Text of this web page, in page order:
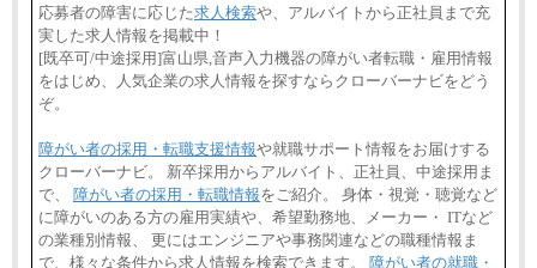
応募者の障害に応じた求人検索や、アルバイトから正社員まで充
実した求人情報を掲載中！
[既卒可/中途採用]富山県,音声入力機器の障がい者転職・雇用情報
をはじめ、人気企業の求人情報を探すならクローバーナビをどう
ぞ。
障がい者の採用・転職支援情報や就職サポート情報をお届けする
クローバーナビ。 新卒採用からアルバイト、正社員、中途採用ま
で、 障がい者の採用・転職情報をご紹介。 身体・視覚・聴覚など
に障がいのある方の雇用実績や、希望勤務地、メーカー・ ITなど
の業種別情報、 更にはエンジニアや事務関連などの職種情報ま
で、様々な条件から求人情報を検索できます。 障がい者の就職・